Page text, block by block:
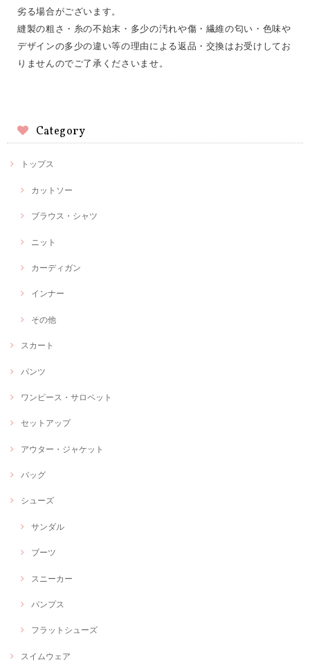
劣る場合がございます。
縫製の粗さ・糸の不始末・多少の汚れや傷・繊維の匂い・色味や
デザインの多少の違い等の理由による返品・交換はお受けしてお
りませんのでご了承くださいませ。
Category
トップス
カットソー
ブラウス・シャツ
ニット
カーディガン
インナー
その他
スカート
パンツ
ワンピース・サロペット
セットアップ
アウター・ジャケット
バッグ
シューズ
サンダル
ブーツ
スニーカー
パンプス
フラットシューズ
スイムウェア